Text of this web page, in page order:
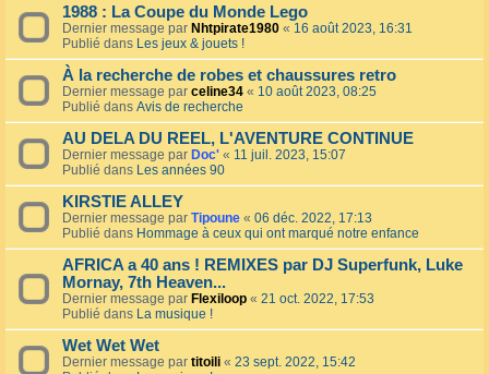
1988 : La Coupe du Monde Lego
Dernier message par Nhtpirate1980 « 16 août 2023, 16:31
Publié dans Les jeux & jouets !
À la recherche de robes et chaussures retro
Dernier message par celine34 « 10 août 2023, 08:25
Publié dans Avis de recherche
AU DELA DU REEL, L'AVENTURE CONTINUE
Dernier message par Doc' « 11 juil. 2023, 15:07
Publié dans Les années 90
KIRSTIE ALLEY
Dernier message par Tipoune « 06 déc. 2022, 17:13
Publié dans Hommage à ceux qui ont marqué notre enfance
AFRICA a 40 ans ! REMIXES par DJ Superfunk, Luke
Mornay, 7th Heaven...
Dernier message par Flexiloop « 21 oct. 2022, 17:53
Publié dans La musique !
Wet Wet Wet
Dernier message par titoili « 23 sept. 2022, 15:42